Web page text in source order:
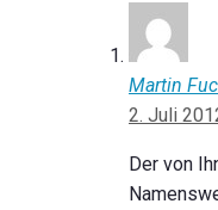
Martin
2. Juli
Der von